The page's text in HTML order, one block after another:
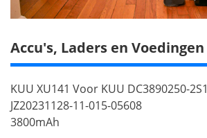
Accu's, Laders en Voedingen
KUU XU141 Voor KUU DC3890250-
JZ20231128-11-015-05608
3800mAh